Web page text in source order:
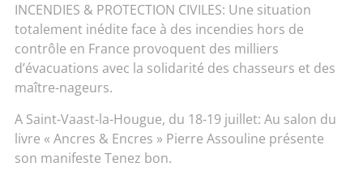
INCENDIES & PROTECTION CIVILES: Une situation
totalement inédite face à des incendies hors de
contrôle en France provoquent des milliers
d’évacuations avec la solidarité des chasseurs et des
maître-nageurs.
A Saint-Vaast-la-Hougue, du 18-19 juillet: Au salon du
livre « Ancres & Encres » Pierre Assouline présente
son manifeste Tenez bon.